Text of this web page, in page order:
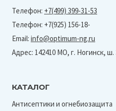
Тип
профиля
В
Телефон: +7(499) 399-31-53
Телефон: +7(925) 156-18-
Email: info@optimum-ng.ru
Адрес: 142410 МО, г. Ногинск,
КАТАЛОГ
Антисептики и огнебиозащита